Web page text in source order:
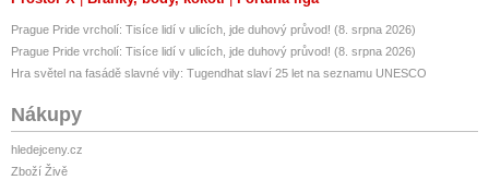
Prague Pride vrcholí: Tisíce lidí v ulicích, jde duhový průvod! (8. srpna 2026)
Prague Pride vrcholí: Tisíce lidí v ulicích, jde duhový průvod! (8. srpna 2026)
Hra světel na fasádě slavné vily: Tugendhat slaví 25 let na seznamu UNESCO
Nákupy
hledejceny.cz
Zboží Živě